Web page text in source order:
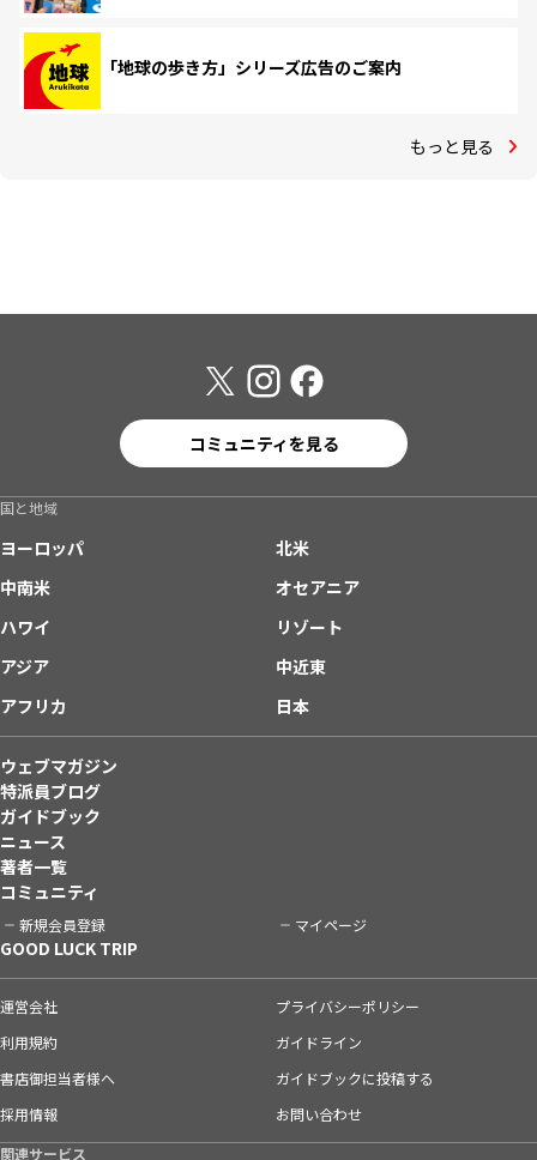
「地球の歩き方」シリーズ広告のご案内
もっと見る
コミュニティを見る
国と地域
ヨーロッパ
北米
中南米
オセアニア
ハワイ
リゾート
アジア
中近東
アフリカ
日本
ウェブマガジン
特派員ブログ
ガイドブック
ニュース
著者一覧
コミュニティ
新規会員登録 マイページ
GOOD LUCK TRIP
運営会社
プライバシーポリシー
利用規約
ガイドライン
書店御担当者様へ
ガイドブックに投稿する
採用情報
お問い合わせ
関連サービス